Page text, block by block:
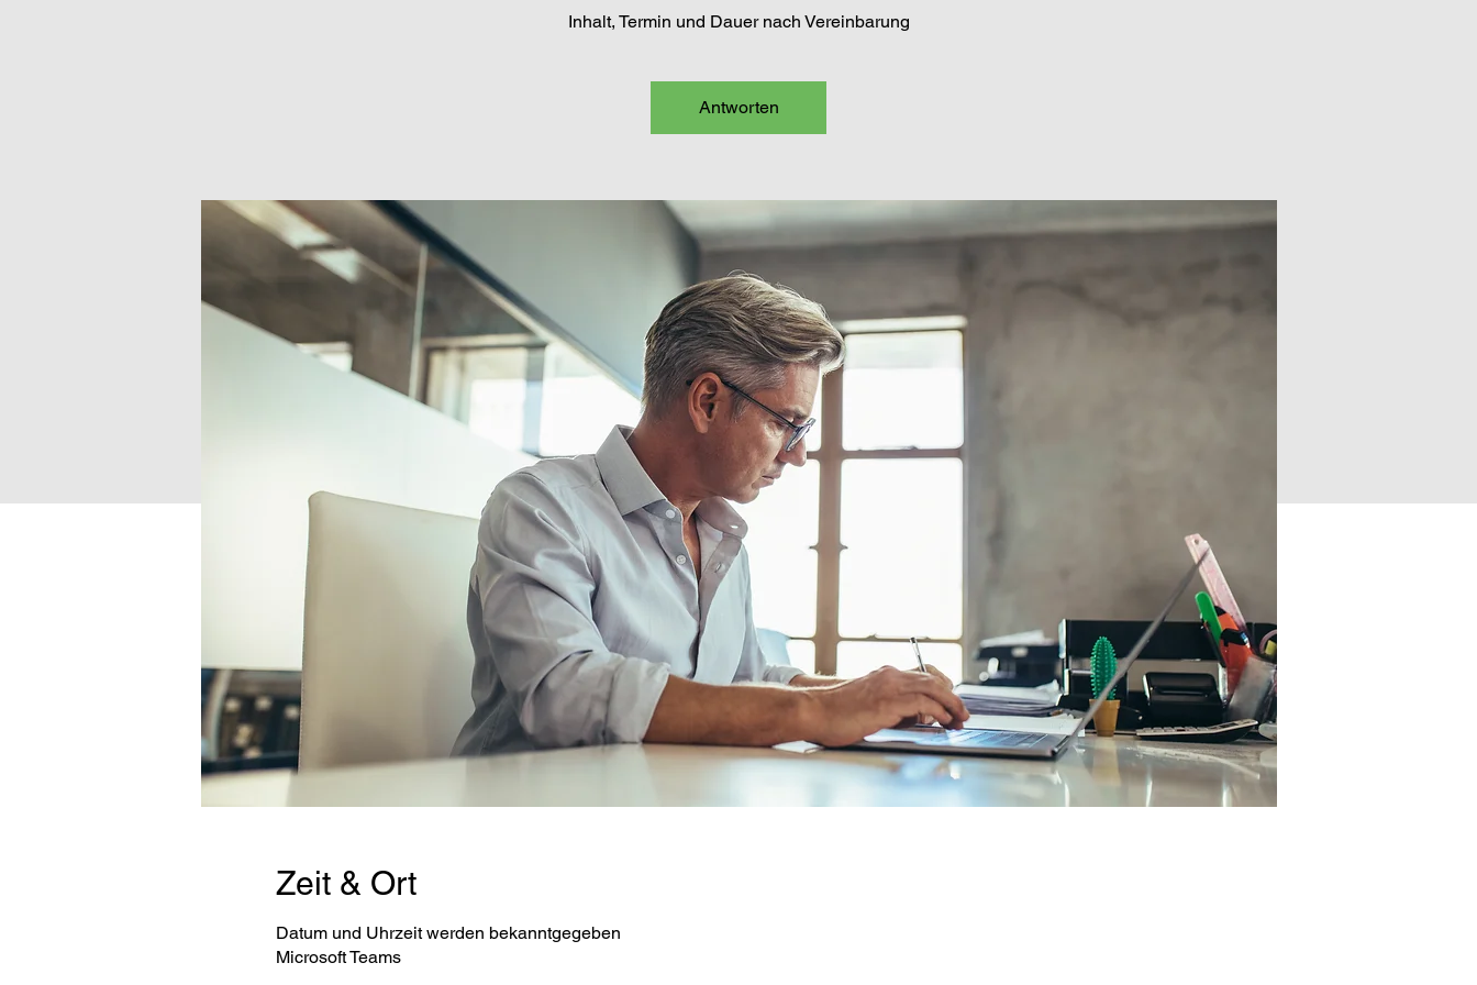
Inhalt, Termin und Dauer nach Vereinbarung
Antworten
Zeit & Ort
Datum und Uhrzeit werden bekanntgegeben
Microsoft Teams